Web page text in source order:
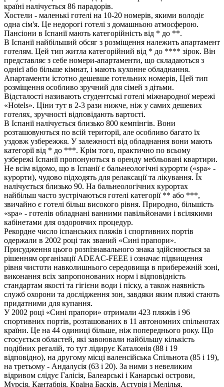
країні налічується 86 парадорів.
Хостели - маленькі готелі на 10-20 номерів, якими володіє
одна сім'я. Це недорогі готелі з домашньою атмосферою.
Пансіони в Іспанії мають категорійність від * до **.
В Іспанії найбільший обсяг з розміщення належить апартамент
готелям. Цей тип житла категорійний від * до **** зірок. Він
представляє з себе номери-апартаменти, що складаються з
однієї або більше кімнат, і мають кухонне обладнання.
Апартаменти істотно дешевше готельних номерів, Цей тип
розміщення особливо зручний для сімей з дітьми.
Відсталості називають студентські готелі міжнародної мережі
«Hotels». Ціни тут в 2-3 рази нижче, ніж у самих дешевих
готелях, зручності відповідають вартості.
В Іспанії налічується близько 800 кемпінгів. Вони
розташовуються по всій території, але особливо багато їх
уздовж узбережжя. У залежності від обладнання вони мають
категорії від * до ***. Крім того, практично по всьому
узбережі Іспанії пропонуються в оренду мебльовані квартири.
Не всім відомо, що в Іспанії є бальнеологічні курорти («spa» -
курорти), чудово підходять для релаксації та лікування. Їх
налічується близько 90. На бальнеологічних курортах
найбільш часто зустрічаються готелі категорії ** або ***,
звичайно є готелі більш високого рівня. Природно, більшість
«spa» - готелів обладнані ванними павільйонами і всілякими
кабінетами для оздоровчих процедур.
Рекордне число іспанських пляжів і спортивних портів
одержали в 2002 році так званий «Сині прапори».
Присудження цього розпізнавального знака здійснюється за
рішенням організації ADEAC-FEEE і означає підвищення
рівня чистоти навколишнього середовища в прибережній зоні,
виконання всіх запропонованих норм і відповідність
стандартам якості та гігієни води і піску, а також наявність
служб охорони та дослідження зон, завдяки яким пляжі стають
придатними для купання.
У 2002 році «Сині прапори» отримали 423 пляжів і 96
спортивних портів, розташованих в 11 автономних спільнотах
країни. Це на 44 одиниці більше, ніж попереднього року. Що
стосується областей, які завоювали найбільшу кількість
подібних регалій, то тут лідирує Каталонія (88 і 19
відповідно), на другому місці валенсійська Спільнота (85 і 19),
на третьому - Андалусія (63 і 20). За ними з невеликим
відривом слідує Галісія, Балеарські і Канарські острови,
Мурсія, Кантабрія, Країна Басків, Астурія і Мелілья.